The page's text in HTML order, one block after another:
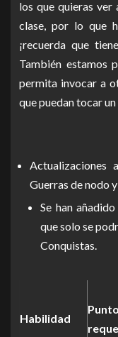
los que quieras
clase, por lo que
¡recuerda que
También estamos
permita invocar a
que puedan tocar
Actualizaciones
Guerras de nodo
Se han
que solo se
Conquistas.
Habilidad